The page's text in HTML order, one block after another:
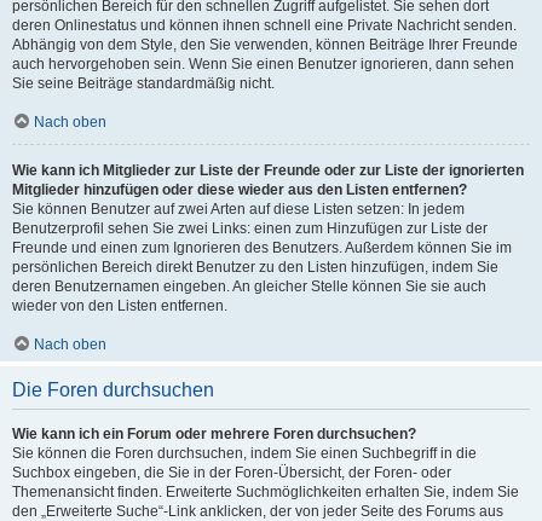
persönlichen Bereich für den schnellen Zugriff aufgelistet. Sie sehen dort
deren Onlinestatus und können ihnen schnell eine Private Nachricht senden.
Abhängig von dem Style, den Sie verwenden, können Beiträge Ihrer Freunde
auch hervorgehoben sein. Wenn Sie einen Benutzer ignorieren, dann sehen
Sie seine Beiträge standardmäßig nicht.
Nach oben
Wie kann ich Mitglieder zur Liste der Freunde oder zur Liste der ignorierten
Mitglieder hinzufügen oder diese wieder aus den Listen entfernen?
Sie können Benutzer auf zwei Arten auf diese Listen setzen: In jedem
Benutzerprofil sehen Sie zwei Links: einen zum Hinzufügen zur Liste der
Freunde und einen zum Ignorieren des Benutzers. Außerdem können Sie im
persönlichen Bereich direkt Benutzer zu den Listen hinzufügen, indem Sie
deren Benutzernamen eingeben. An gleicher Stelle können Sie sie auch
wieder von den Listen entfernen.
Nach oben
Die Foren durchsuchen
Wie kann ich ein Forum oder mehrere Foren durchsuchen?
Sie können die Foren durchsuchen, indem Sie einen Suchbegriff in die
Suchbox eingeben, die Sie in der Foren-Übersicht, der Foren- oder
Themenansicht finden. Erweiterte Suchmöglichkeiten erhalten Sie, indem Sie
den „Erweiterte Suche“-Link anklicken, der von jeder Seite des Forums aus